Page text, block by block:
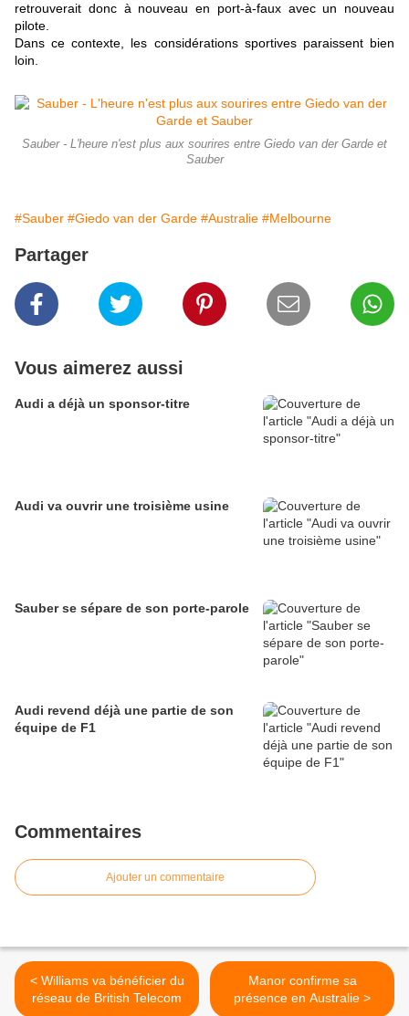
retrouverait donc à nouveau en port-à-faux avec un nouveau
pilote.
Dans ce contexte, les considérations sportives paraissent bien
loin.
Sauber - L'heure n'est plus aux sourires entre Giedo van der Garde et
Sauber
#Sauber #Giedo van der Garde #Australie #Melbourne
Partager
Vous aimerez aussi
Audi a déjà un sponsor-titre
Audi va ouvrir une troisième usine
Sauber se sépare de son porte-parole
Audi revend déjà une partie de son
équipe de F1
Commentaires
Ajouter un commentaire
< Williams va bénéficier du
réseau de British Telecom
Manor confirme sa
présence en Australie >